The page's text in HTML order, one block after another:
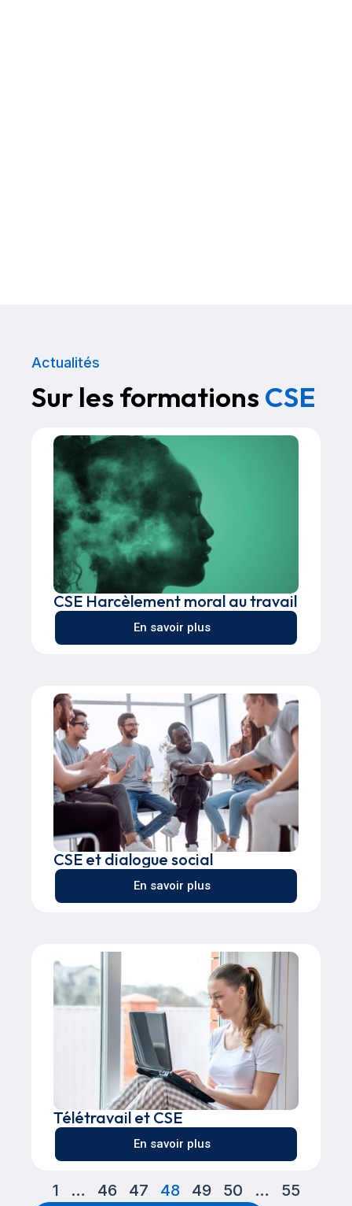
Actualités
Sur les formations CSE
CSE Harcèlement moral au travail
En savoir plus
CSE et dialogue social
En savoir plus
Télétravail et CSE
En savoir plus
1 … 46 47 48 49 50 … 55